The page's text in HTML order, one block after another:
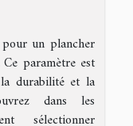
un plancher
paramètre est
durabilité et la
dans les
sélectionner